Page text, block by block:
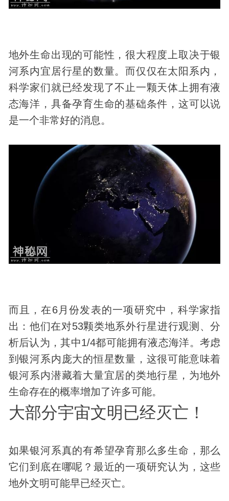
地外生命出现的可能性，很大程度上取决于银
河系内宜居行星的数量。而仅仅在太阳系内，
科学家们就已经发现了不止一颗天体上拥有液
态海洋，具备孕育生命的基础条件，这可以说
是一个非常好的消息。
而且，在6月份发表的一项研究中，科学家指
出：他们在对53颗类地系外行星进行观测、分
析后认为，其中1/4都可能拥有液态海洋。考虑
到银河系内庞大的恒星数量，这很可能意味着
银河系内潜藏着大量宜居的类地行星，为地外
生命存在的概率增加了许多可能。
大部分宇宙文明已经灭亡！
如果银河系真的有希望孕育那么多生命，那么
它们到底在哪呢？最近的一项研究认为，这些
地外文明可能早已经灭亡。